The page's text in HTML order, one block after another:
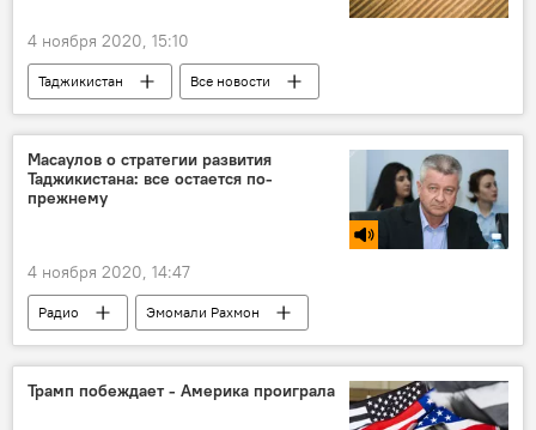
4 ноября 2020, 15:10
Таджикистан Все новости
Масаулов о стратегии развития
Таджикистана: все остается по-
прежнему
4 ноября 2020, 14:47
Радио Эмомали Рахмон
Трамп побеждает - Америка проиграла